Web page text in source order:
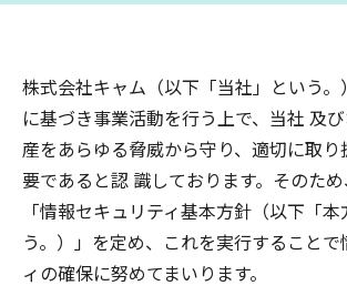
株式会社キャム（以下「当社」という
に基づき事業活動を行う上で、当社 及
産をあらゆる脅威から守り、適切に取
要であると認 識しております。そのた
「情報セキュリティ基本方針（以下「
う。）」を定め、これを実行すること
ィの確保に努めてまいります。